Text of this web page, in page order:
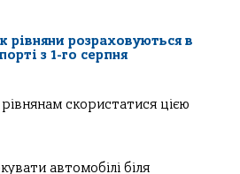
рівняни розраховуються в
з 1-го серпня
скористатися цією
автомобілі біля